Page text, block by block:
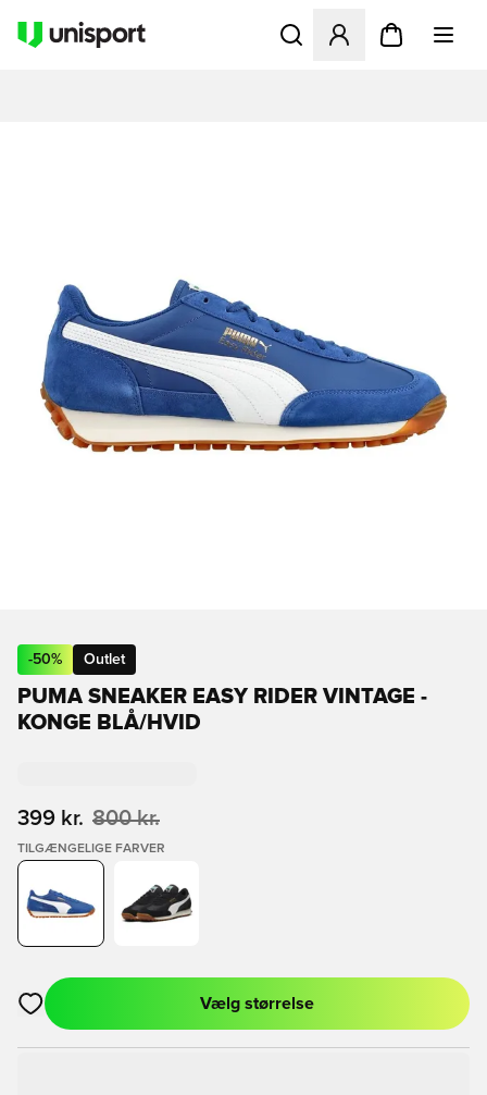
Åbner en Modal til at
-50% Outlet
PUMA SNEAKER EASY RIDER VINTAGE -
KONGE BLÅ/HVID
399 kr. 800 kr.
TILGÆNGELIGE FARVER
Åbner en Modal til at logge ind eller tilmelde dig som medlem
Vælg størrelse